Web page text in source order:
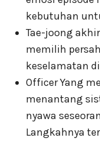
kebutuhan
Tae-joong
memilih
keselamatan
Officer Yang
menantang
nyawa
Langkahnya